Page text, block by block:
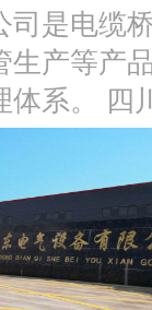
司是电缆
产等产
系。 四
和产品质
限公司
试一体
及售前、